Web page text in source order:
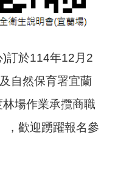
訂於114年12月2
自然保育署宜蘭
場作業承攬商職
，歡迎踴躍報名參